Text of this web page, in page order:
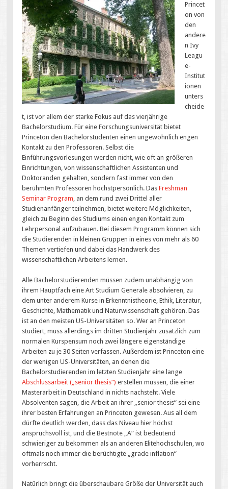
Princet
on von
den
andere
n Ivy
Leagu
e-
Institut
ionen
unters
cheide
t, ist vor allem der starke Fokus auf das vierjährige
Bachelorstudium. Für eine Forschungsuniversität bietet
Princeton den Bachelorstudenten einen ungewöhnlich engen
Kontakt zu den Professoren. Selbst die
Einführungsvorlesungen werden nicht, wie oft an größeren
Einrichtungen, von wissenschaftlichen Assistenten und
Doktoranden gehalten, sondern fast immer von den
berühmten Professoren höchstpersönlich. DasFreshman
Seminar Program, an dem rund zwei Drittel aller
Studienanfänger teilnehmen, bietet weitere Möglichkeiten,
gleich zu Beginn des Studiums einen engen Kontakt zum
Lehrpersonal aufzubauen. Bei diesem Programm können sich
die Studierenden in kleinen Gruppen in eines von mehr als 60
Themen vertiefen und dabei das Handwerk des
wissenschaftlichen Arbeitens lernen.
Alle Bachelorstudierenden müssen zudem unabhängig von
ihrem Hauptfach eine Art Studium Generale absolvieren, zu
dem unter anderem Kurse in Erkenntnistheorie, Ethik, Literatur,
Geschichte, Mathematik und Naturwissenschaft gehören. Das
ist an den meisten US-Universitäten so. Wer an Princeton
studiert, muss allerdings im dritten Studienjahr zusätzlich zum
normalen Kurspensum noch zwei längere eigenständige
Arbeiten zu je 30 Seiten verfassen. Außerdem ist Princeton eine
der wenigen US-Universitäten, an denen die
Bachelorstudierenden im letzten Studienjahr eine lange
Abschlussarbeit („senior thesis“) erstellen müssen, die einer
Masterarbeit in Deutschland in nichts nachsteht. Viele
Absolventen sagen, die Arbeit an ihrer „senior thesis“ sei eine
ihrer besten Erfahrungen an Princeton gewesen. Aus all dem
dürfte deutlich werden, dass das Niveau hier höchst
anspruchsvoll ist, und die Bestnote „A“ ist bedeutend
schwieriger zu bekommen als an anderen Elitehochschulen, wo
oftmals noch immer die berüchtigte „grade inflation“
vorherrscht.
Natürlich bringt die überschaubare Größe der Universität auch